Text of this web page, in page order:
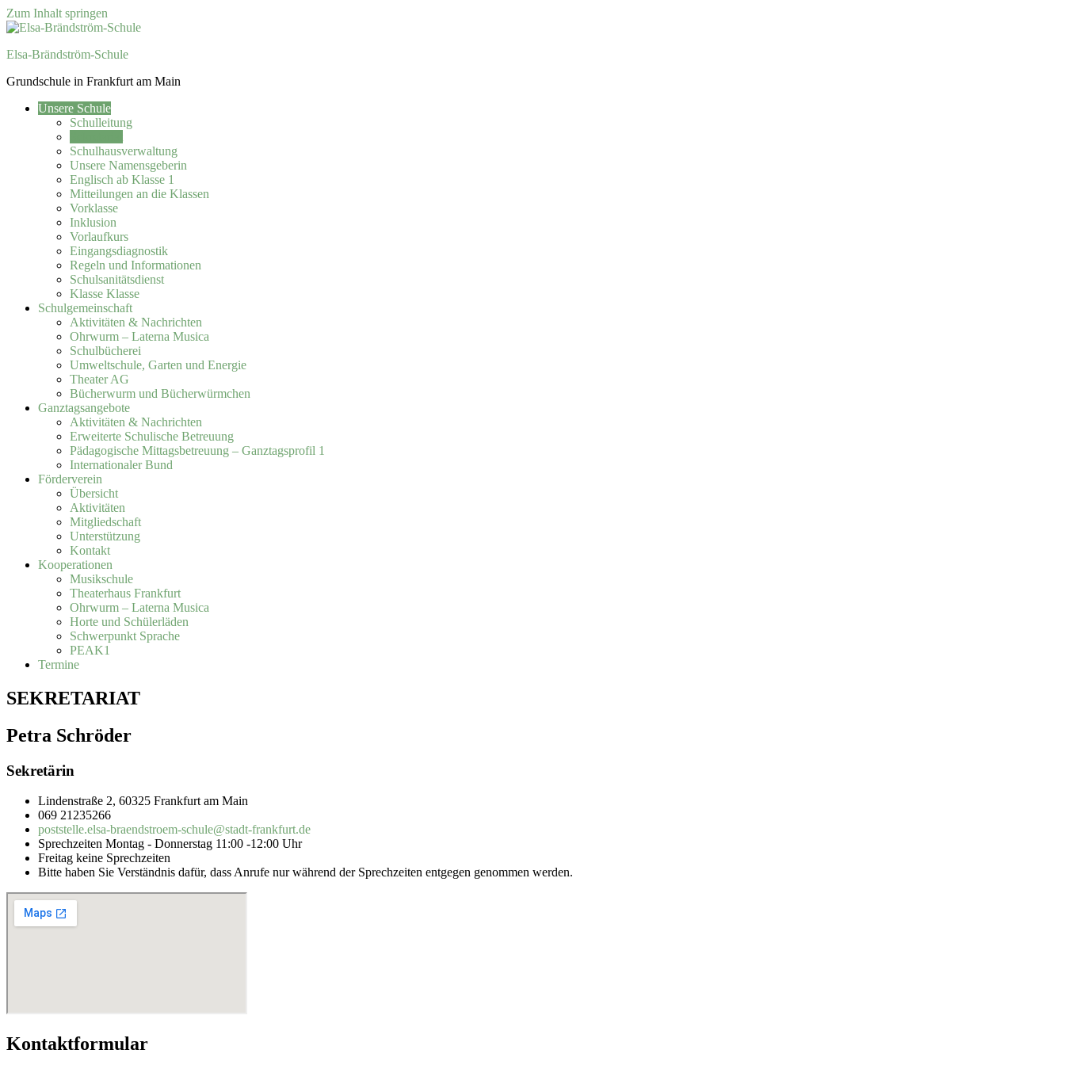
Zum Inhalt springen
Elsa-Brändström-Schule
Grundschule in Frankfurt am Main
Unsere Schule
Schulleitung
Schulhausverwaltung
Unsere Namensgeberin
Englisch ab Klasse 1
Mitteilungen an die Klassen
Vorklasse
Inklusion
Vorlaufkurs
Eingangsdiagnostik
Regeln und Informationen
Schulsanitätsdienst
Klasse Klasse
Schulgemeinschaft
Aktivitäten & Nachrichten
Ohrwurm – Laterna Musica
Schulbücherei
Umweltschule, Garten und Energie
Theater AG
Bücherwurm und Bücherwürmchen
Ganztagsangebote
Aktivitäten & Nachrichten
Erweiterte Schulische Betreuung
Pädagogische Mittagsbetreuung – Ganztagsprofil 1
Internationaler Bund
Förderverein
Übersicht
Aktivitäten
Mitgliedschaft
Unterstützung
Kontakt
Kooperationen
Musikschule
Theaterhaus Frankfurt
Ohrwurm – Laterna Musica
Horte und Schülerläden
Schwerpunkt Sprache
PEAK1
Termine
SEKRETARIAT
Petra Schröder
Sekretärin
Lindenstraße 2, 60325 Frankfurt am Main
069 21235266
poststelle.elsa-braendstroem-schule@stadt-frankfurt.de
Sprechzeiten Montag - Donnerstag 11:00 -12:00 Uhr
Freitag keine Sprechzeiten
Bitte haben Sie Verständnis dafür, dass Anrufe nur während der Sprechzeiten entgegen genommen werden.
Kontaktformular